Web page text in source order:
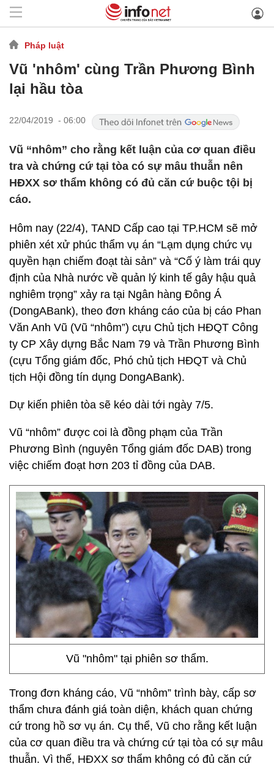
Pháp luật
Vũ 'nhôm' cùng Trần Phương Bình
lại hầu tòa
22/04/2019 - 06:00
Vũ “nhôm” cho rằng kết luận của cơ quan điều
tra và chứng cứ tại tòa có sự mâu thuẫn nên
HĐXX sơ thẩm không có đủ căn cứ buộc tội bị
cáo.
Hôm nay (22/4), TAND Cấp cao tại TP.HCM sẽ mở
phiên xét xử phúc thẩm vụ án “Lạm dụng chức vụ
quyền hạn chiếm đoạt tài sản” và “Cố ý làm trái quy
định của Nhà nước về quản lý kinh tế gây hậu quả
nghiêm trọng” xảy ra tại Ngân hàng Đông Á
(DongABank), theo đơn kháng cáo của bị cáo Phan
Văn Anh Vũ (Vũ “nhôm”) cựu Chủ tịch HĐQT Công
ty CP Xây dựng Bắc Nam 79 và Trần Phương Bình
(cựu Tổng giám đốc, Phó chủ tịch HĐQT và Chủ
tịch Hội đồng tín dụng DongABank).
Dự kiến phiên tòa sẽ kéo dài tới ngày 7/5.
Vũ “nhôm” được coi là đồng phạm của Trần
Phương Bình (nguyên Tổng giám đốc DAB) trong
việc chiếm đoạt hơn 203 tỉ đồng của DAB.
Vũ "nhôm" tại phiên sơ thẩm.
Trong đơn kháng cáo, Vũ “nhôm” trình bày, cấp sơ
thẩm chưa đánh giá toàn diện, khách quan chứng
cứ trong hồ sơ vụ án. Cụ thể, Vũ cho rằng kết luận
của cơ quan điều tra và chứng cứ tại tòa có sự mâu
thuẫn. Vì thế, HĐXX sơ thẩm không có đủ căn cứ